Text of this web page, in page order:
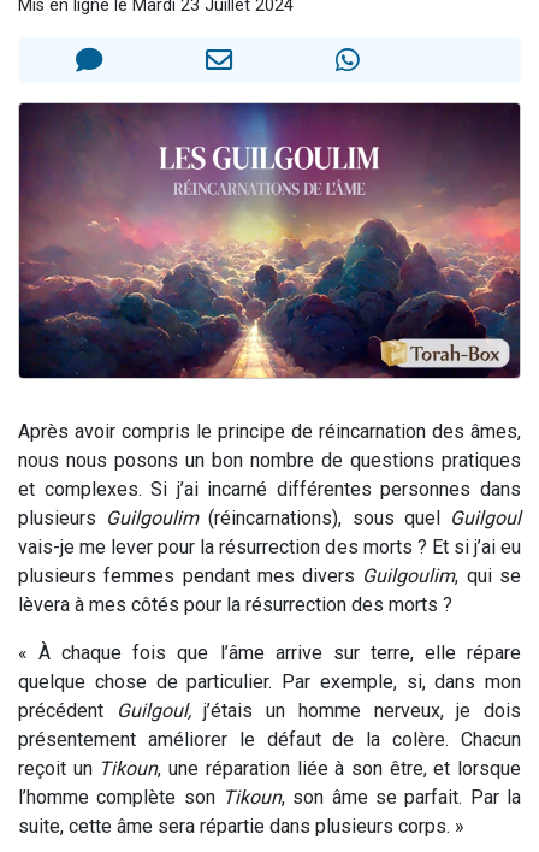
Il reste 49 places pour étudier en groupe sur Zoom
Nathaniel vient de donner son Maasser
Mis en ligne le Mardi 23 Juillet 2024
Après avoir compris le principe de réincarnation des âmes,
nous nous posons un bon nombre de questions pratiques
et complexes. Si j’ai incarné différentes personnes dans
plusieurs Guilgoulim(réincarnations), sous quel Guilgoul
vais-je me lever pour la résurrection des morts ? Et si j’ai eu
plusieurs femmes pendant mes divers Guilgoulim, qui se
lèvera à mes côtés pour la résurrection des morts ?
« À chaque fois que l’âme arrive sur terre, elle répare
quelque chose de particulier. Par exemple, si, dans mon
précédent
Guilgoul,j’étais un homme nerveux, je dois
présentement améliorer le défaut de la colère. Chacun
reçoit un Tikoun, une réparation liée à son être, et lorsque
l’homme complète son Tikoun, son âme se parfait. Par la
suite, cette âme sera répartie dans plusieurs corps. »